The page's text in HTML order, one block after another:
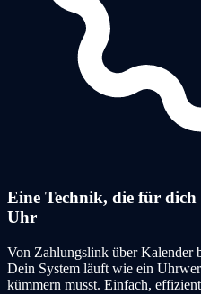
Eine Technik, die für
Uhr
Von Zahlungslink über Kalender
Dein System läuft wie ein
kümmern musst. Einfach,